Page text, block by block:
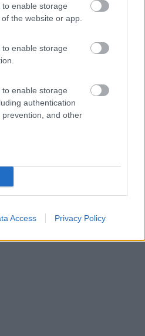
enable storage
the website or app.
enable storage
enable storage
authentication
and other
Access Privacy Policy
6